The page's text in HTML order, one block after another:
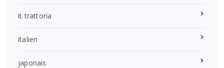
it trattoria
italien
japonais